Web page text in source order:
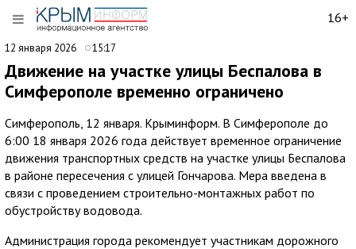
16+
12 января 2026 15:17
Движение на участке улицы Беспалова в
Симферополе временно ограничено
Симферополь, 12 января. Крыминформ. В Симферополе до
6:00 18 января 2026 года действует временное ограничение
движения транспортных средств на участке улицы Беспалова
в районе пересечения с улицей Гончарова. Мера введена в
связи с проведением строительно-монтажных работ по
обустройству водовода.
Администрация города рекомендует участникам дорожного